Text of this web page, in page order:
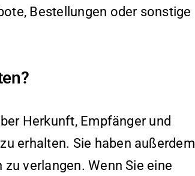
Bestellungen oder sonstige
Herkunft, Empfänger und
erhalten. Sie haben außerdem
verlangen. Wenn Sie eine